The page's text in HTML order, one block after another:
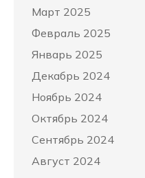
Март 2025
Февраль 2025
Январь 2025
Декабрь 2024
Ноябрь 2024
Октябрь 2024
Сентябрь 2024
Август 2024